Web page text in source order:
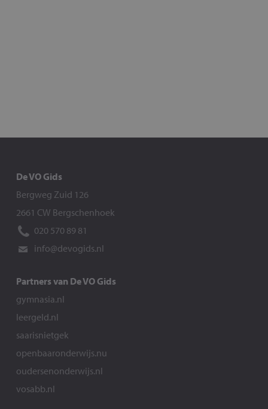
De VO Gids
Bergweg Zuid 126
2661 CW Bergschenhoek
020 570 89 81
info@devogids.nl
Partners van De VO Gids
gymnasia.nl
leergeld.nl
saarisnietgek
openbaaronderwijs.nu
oudersenonderwijs.nl
vosabb.nl